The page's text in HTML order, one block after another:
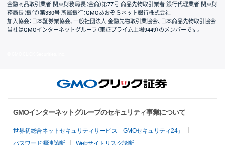
金融商品取引業者 関東財務局長（金商）第77号 商品先物取引業者 銀行代理業者 関東財
務局長（銀代）第330号 所属銀行：GMOあおぞらネット銀行株式会社
加入協会：日本証券業協会、一般社団法人 金融先物取引業協会、日本商品先物取引協会
当社はGMOインターネットグループ（東証プライム上場9449）のメンバーです。
GMOインターネットグループのセキュリティ事業について
世界初総合ネットセキュリティサービス「GMOセキュリティ24」
パスワード漏洩診断
Webサイトリスク診断